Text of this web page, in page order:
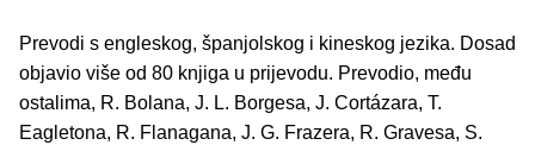
Prevodi s engleskog, španjolskog i kineskog jezika. Dosad
objavio više od 80 knjiga u prijevodu. Prevodio, među
ostalima, R. Bolana, J. L. Borgesa, J. Cortázara, T.
Eagletona, R. Flanagana, J. G. Frazera, R. Gravesa, S.